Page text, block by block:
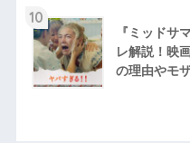
10
『ミッドサ
レ解説！映
の理由やモ